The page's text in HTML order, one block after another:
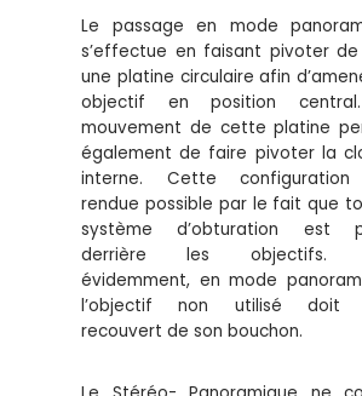
Le passage en mode
s’effectue en faisant pivoter de
une platine circulaire afin
objectif en position
mouvement de cette platine
également de faire pivoter la
interne. Cette
rendue possible par le fait que
système d’obturation est
derrière les objectifs.
évidemment, en mode
l’objectif non utilisé doit
recouvert de son bouchon.